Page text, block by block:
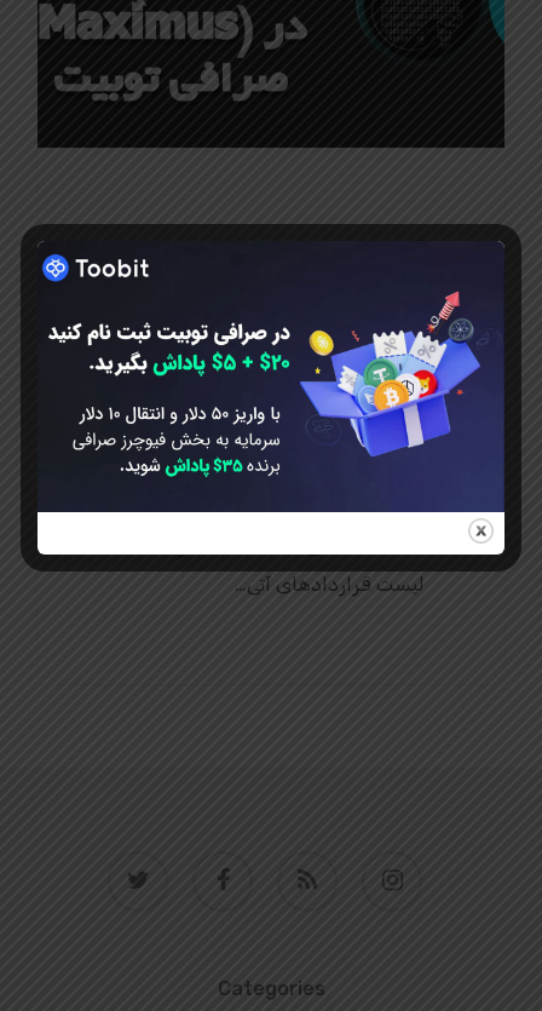
اکتبر 25, 2024
خرید و معامله ارز GOAT
(Goatseus Maximus)
در صرافی توبیت
خرید و معامله ارز GOAT (Goatseus
Maximus) در صرافی توبیت آکادمی
Toobit فارسی. صرافی Toobit به‌ تازگی
لیست قراردادهای آتی…
facebook instagram
Categories